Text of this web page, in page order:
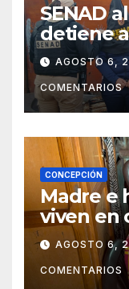
SENAD
detiene
AGOSTO 6,
COMENTARIOS
CONCEPCIÓN
Madre e
viven en
campaña
AGOSTO 6,
COMENTARIOS